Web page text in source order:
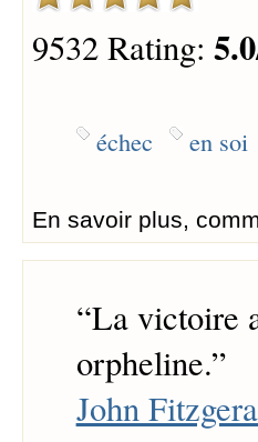
9532 Rating: 5.0
échec en soi
En savoir plus,
“La victoire
orpheline.”
John